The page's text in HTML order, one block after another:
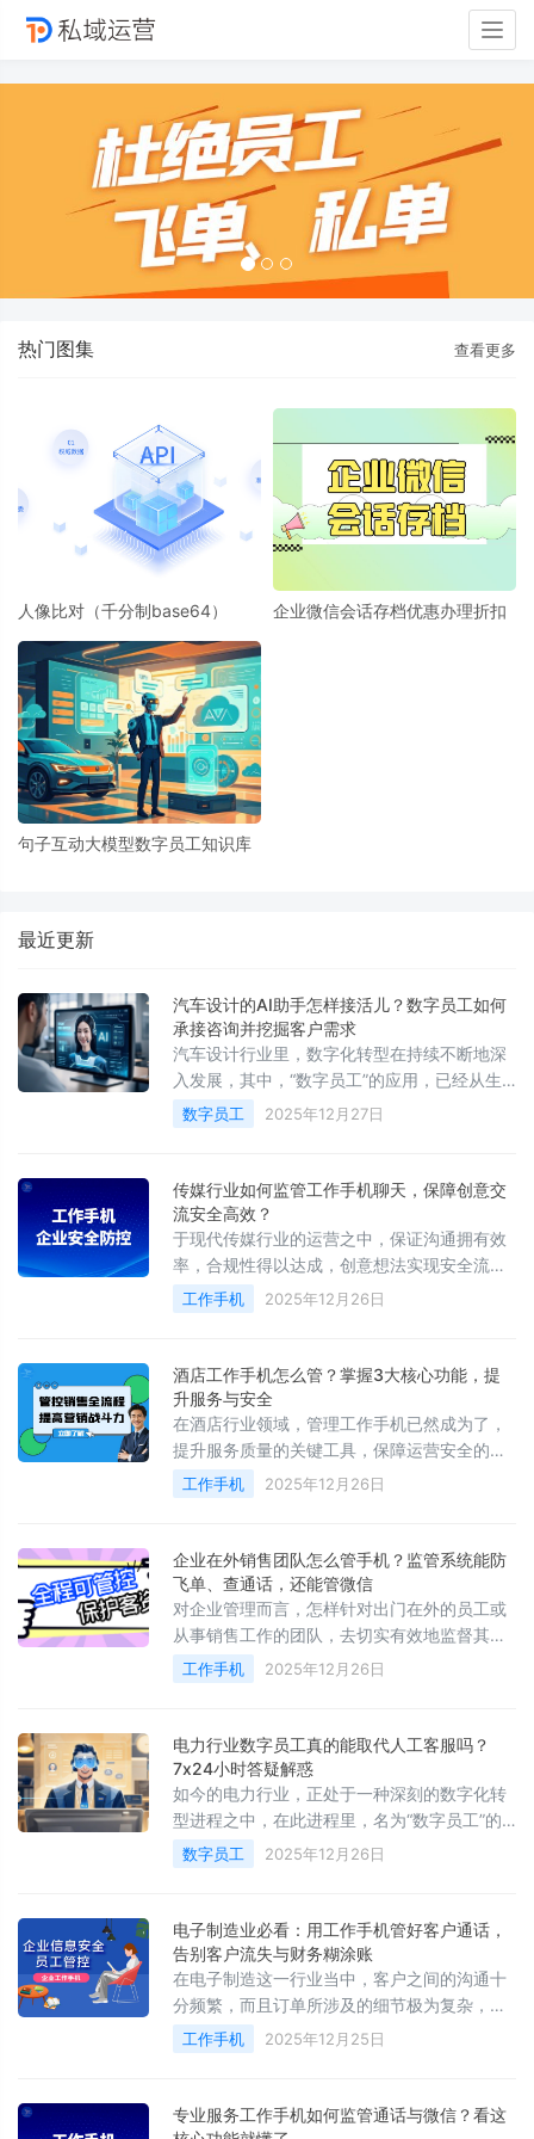
热门图集 查看更多
人像比对（千分制base64） 企业微信会话存档优惠办理折扣
句子互动大模型数字员工知识库
最近更新
汽车设计的AI助手怎样接活儿？数字员工如何
承接咨询并挖掘客户需求
汽车设计行业里，数字化转型在持续不断地深
入发展，其中，“数字员工”的应用，已经从生
产环节，扩展到了前端客户服务以及运营方
面。这类智能体，可不是单纯的聊天机器人
数字员工 2025年12月27日
传媒行业如何监管工作手机聊天，保障创意交
流安全高效？
于现代传媒行业的运营之中，保证沟通拥有效
率，合规性得以达成，创意想法实现安全流
转，此乃项目成功以及团队稳定的基石所在。
我有着深切的理解，于快节奏、高协作的环境
工作手机 2025年12月26日
酒店工作手机怎么管？掌握3大核心功能，提
升服务与安全
在酒店行业领域，管理工作手机已然成为了，
提升服务质量的关键工具，保障运营安全的必
要手段，和优化客户关键关系的重要器具。它
实则并非仅仅只是一部单纯的通讯设备
工作手机 2025年12月26日
企业在外销售团队怎么管手机？监管系统能防
飞单、查通话，还能管微信
对企业管理而言，怎样针对出门在外的员工或
从事销售工作的团队，去切实有效地监督其工
作手机使用情况，这是一个既涉及效率又面临
风险管控的实际问题。
工作手机 2025年12月26日
电力行业数字员工真的能取代人工客服吗？
7x24小时答疑解惑
如今的电力行业，正处于一种深刻的数字化转
型进程之中，在此进程里，名为“数字员工”的
应用，已然从概念延伸至实践阶段。这类借助
人工智能技术打造的虚拟员工
数字员工 2025年12月26日
电子制造业必看：用工作手机管好客户通话，
告别客户流失与财务糊涂账
在电子制造这一行业当中，客户之间的沟通十
分频繁，而且订单所涉及的细节极为复杂，处
在一线位置的人员的管理向来都是难点。传统
的个人手机被用于工作，这致使沟通没办法得
工作手机 2025年12月25日
专业服务工作手机如何监管通话与微信？看这